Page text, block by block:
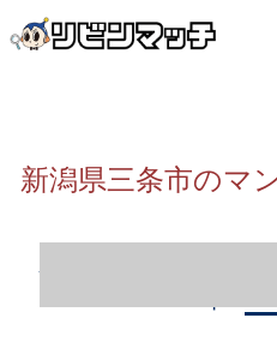
新潟県三条市のマ